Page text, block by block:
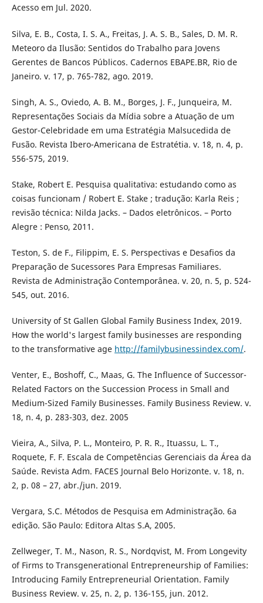
Acesso em Jul. 2020.
Silva, E. B., Costa, I. S. A., Freitas, J. A. S. B., Sales, D. M. R.
Meteoro da Ilusão: Sentidos do Trabalho para Jovens
Gerentes de Bancos Públicos. Cadernos EBAPE.BR, Rio de
Janeiro. v. 17, p. 765-782, ago. 2019.
Singh, A. S., Oviedo, A. B. M., Borges, J. F., Junqueira, M.
Representações Sociais da Mídia sobre a Atuação de um
Gestor-Celebridade em uma Estratégia Malsucedida de
Fusão. Revista Ibero-Americana de Estratétia. v. 18, n. 4, p.
556-575, 2019.
Stake, Robert E. Pesquisa qualitativa: estudando como as
coisas funcionam / Robert E. Stake ; tradução: Karla Reis ;
revisão técnica: Nilda Jacks. – Dados eletrônicos. – Porto
Alegre : Penso, 2011.
Teston, S. de F., Filippim, E. S. Perspectivas e Desafios da
Preparação de Sucessores Para Empresas Familiares.
Revista de Administração Contemporânea. v. 20, n. 5, p. 524-
545, out. 2016.
University of St Gallen Global Family Business Index, 2019.
How the world's largest family businesses are responding
to the transformative age http://familybusinessindex.com/.
Venter, E., Boshoff, C., Maas, G. The Influence of Successor-
Related Factors on the Succession Process in Small and
Medium-Sized Family Businesses. Family Business Review. v.
18, n. 4, p. 283-303, dez. 2005
Vieira, A., Silva, P. L., Monteiro, P. R. R., Ituassu, L. T.,
Roquete, F. F. Escala de Competências Gerenciais da Área da
Saúde. Revista Adm. FACES Journal Belo Horizonte. v. 18, n.
2, p. 08 – 27, abr./jun. 2019.
Vergara, S.C. Métodos de Pesquisa em Administração. 6a
edição. São Paulo: Editora Altas S.A, 2005.
Zellweger, T. M., Nason, R. S., Nordqvist, M. From Longevity
of Firms to Transgenerational Entrepreneurship of Families:
Introducing Family Entrepreneurial Orientation. Family
Business Review. v. 25, n. 2, p. 136-155, jun. 2012.